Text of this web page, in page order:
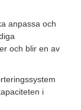
anpassa och
och blir en av
i